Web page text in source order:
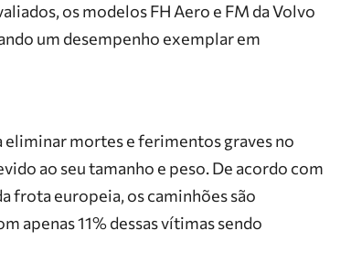
os modelos FH Aero e FM da Volvo
um desempenho exemplar em
eliminar mortes e ferimentos graves no
ao seu tamanho e peso. De acordo com
frota europeia, os caminhões são
apenas 11% dessas vítimas sendo